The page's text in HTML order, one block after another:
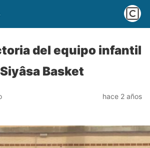
del equipo infantil
Basket
hace 2 años